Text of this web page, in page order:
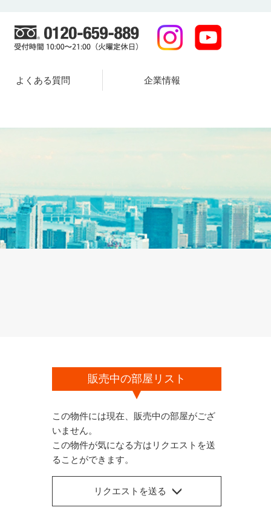
よくある質問 企業情報
販売中の部屋リスト
この物件には現在、販売中の部屋がござ
いません。
この物件が気になる方はリクエストを送
ることができます。
リクエストを送る